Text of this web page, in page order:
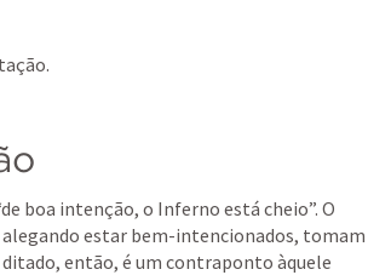
boa intenção, o Inferno está cheio”. O
alegando estar bem-intencionados, tomam
então, é um contraponto àquele